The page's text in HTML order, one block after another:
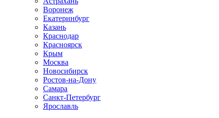
Воронеж
Екатеринбург
Казань
Краснодар
Красноярск
Крым
Москва
Новосибирск
Ростов-на-Дону
Самара
Санкт-Петербург
Ярославль